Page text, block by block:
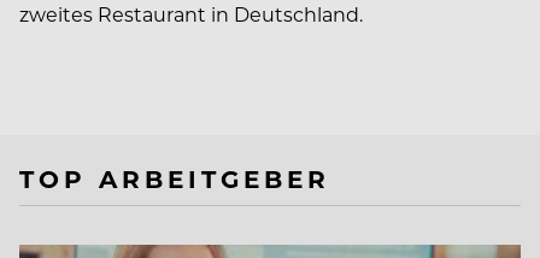
zweites Restaurant in Deutschland.
TOP ARBEITGEBER